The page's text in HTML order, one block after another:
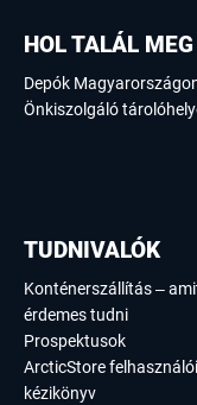
HOL TALÁL
Depók
Önkiszolgáló
TUDNIVALÓK
Konténerszállítás –
érdemes tudni
Prospektusok
ArcticStore felhasználói
kézikönyv